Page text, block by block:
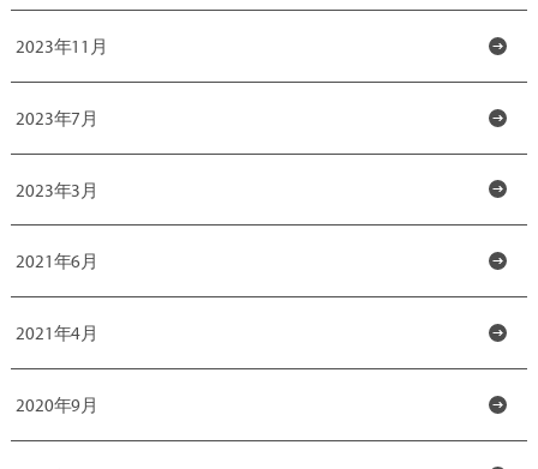
2023年11月
2023年7月
2023年3月
2021年6月
2021年4月
2020年9月